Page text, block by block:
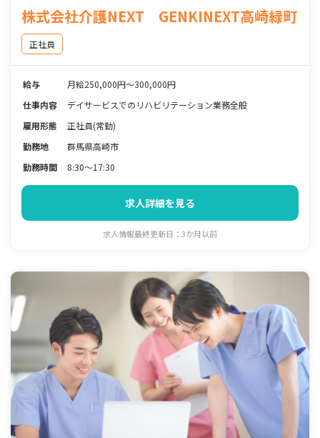
株式会社介護NEXT GENKINEXT高崎緑町
正社員
給与
月給250,000円～300,000円
仕事内容
デイサービスでのリハビリテーション業務全般
雇用形態
正社員(常勤)
勤務地
群馬県高崎市
勤務時間
8:30～17:30
求人詳細を見る
求人情報最終更新日：3か月以前